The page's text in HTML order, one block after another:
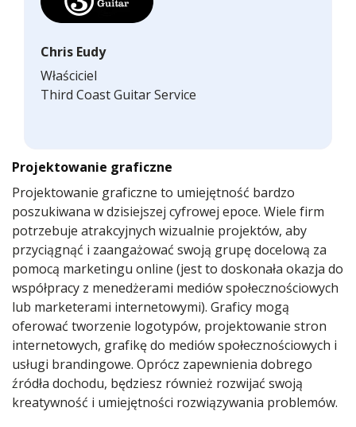
Chris Eudy
Właściciel
Third Coast Guitar Service
Projektowanie graficzne
Projektowanie graficzne to umiejętność bardzo
poszukiwana w dzisiejszej cyfrowej epoce. Wiele firm
potrzebuje atrakcyjnych wizualnie projektów, aby
przyciągnąć i zaangażować swoją grupę docelową za
pomocą marketingu online (jest to doskonała okazja do
współpracy z menedżerami mediów społecznościowych
lub marketerami internetowymi). Graficy mogą
oferować tworzenie logotypów, projektowanie stron
internetowych, grafikę do mediów społecznościowych i
usługi brandingowe. Oprócz zapewnienia dobrego
źródła dochodu, będziesz również rozwijać swoją
kreatywność i umiejętności rozwiązywania problemów.